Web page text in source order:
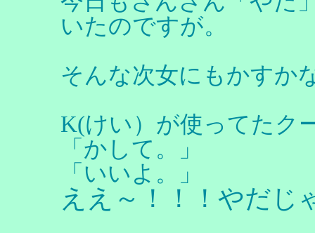
いたのですが。
そんな次女にもかすか
K(けい）が使ってたク
「かして。」
「いいよ。」
ええ～！！！やだじ